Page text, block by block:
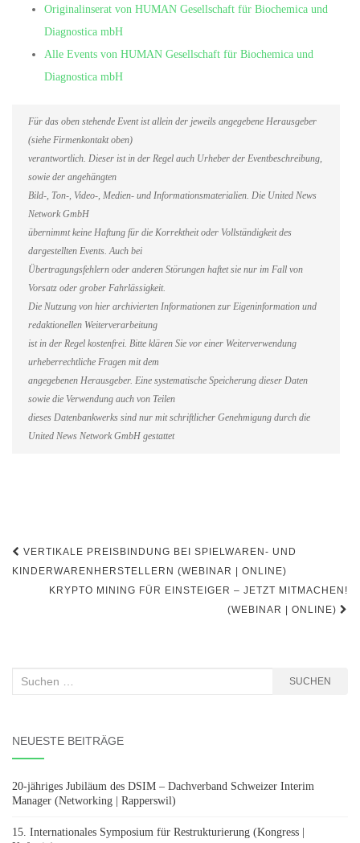
Originalinserat von HUMAN Gesellschaft für Biochemica und
Diagnostica mbH
Alle Events von HUMAN Gesellschaft für Biochemica und
Diagnostica mbH
Für das oben stehende Event ist allein der jeweils angegebene Herausgeber
(siehe Firmenkontakt oben)
verantwortlich. Dieser ist in der Regel auch Urheber der Eventbeschreibung,
sowie der angehängten
Bild-, Ton-, Video-, Medien- und Informationsmaterialien. Die United News
Network GmbH
übernimmt keine Haftung für die Korrektheit oder Vollständigkeit des
dargestellten Events. Auch bei
Übertragungsfehlern oder anderen Störungen haftet sie nur im Fall von
Vorsatz oder grober Fahrlässigkeit.
Die Nutzung von hier archivierten Informationen zur Eigeninformation und
redaktionellen Weiterverarbeitung
ist in der Regel kostenfrei. Bitte klären Sie vor einer Weiterverwendung
urheberrechtliche Fragen mit dem
angegebenen Herausgeber. Eine systematische Speicherung dieser Daten
sowie die Verwendung auch von Teilen
dieses Datenbankwerks sind nur mit schriftlicher Genehmigung durch die
United News Network GmbH gestattet
Beitragsnavigation
VERTIKALE PREISBINDUNG BEI SPIELWAREN- UND
KINDERWARENHERSTELLERN (WEBINAR | ONLINE)
KRYPTO MINING FÜR EINSTEIGER – JETZT MITMACHEN!
(WEBINAR | ONLINE)
Suchen
SUCHEN
NEUESTE BEITRÄGE
20-jähriges Jubiläum des DSIM – Dachverband Schweizer Interim
Manager (Networking | Rapperswil)
15. Internationales Symposium für Restrukturierung (Kongress |